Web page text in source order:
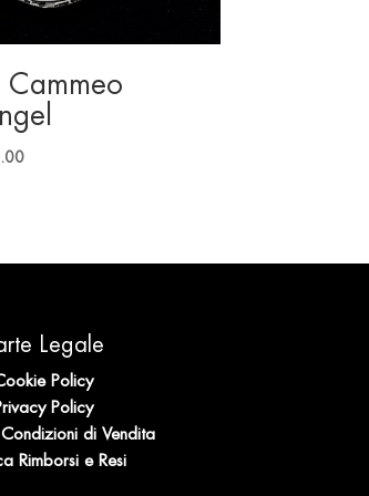
Current
Legale
Policy
Policy
di Vendita
Rimborsi e Resi